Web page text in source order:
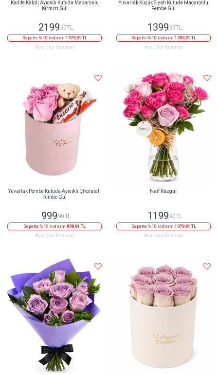
Kadife Kalpli Ayıcıklı Kutuda Macaronlu
Kırmızı Gül
2199,90 TL
Sepette % 10 indirim 1979,91 TL
Aynı Gün Teslimat
Yuvarlak Küçük Siyah Kutuda Macaronlu
Pembe Gül
1399,90 TL
Sepette % 10 indirim 1259,91 TL
Aynı Gün Teslimat
Yuvarlak Pembe Kutuda Ayıcıklı Çikolatalı
Pembe Gül
999,90 TL
Sepette % 10 indirim 899,91 TL
Aynı Gün Teslimat
Naif Rüzgar
1199,90 TL
Sepette % 10 indirim 1079,91 TL
Aynı Gün Teslimat